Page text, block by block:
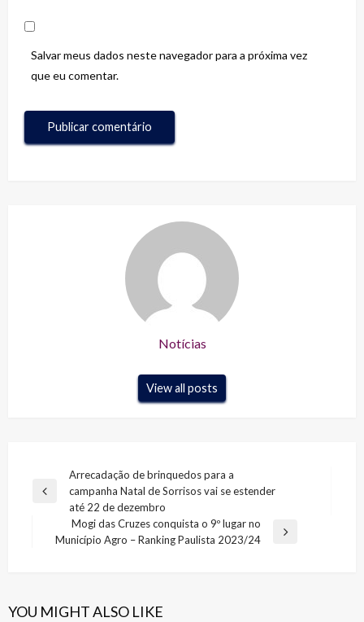
Salvar meus dados neste navegador para a próxima vez
que eu comentar.
Notícias
View all posts
Navegação
de
Previous
Arrecadação de brinquedos para a
campanha Natal de Sorrisos vai se estender
até 22 de dezembro
Next
Mogi das Cruzes conquista o 9º lugar no
Município Agro – Ranking Paulista 2023/24
YOU MIGHT ALSO LIKE